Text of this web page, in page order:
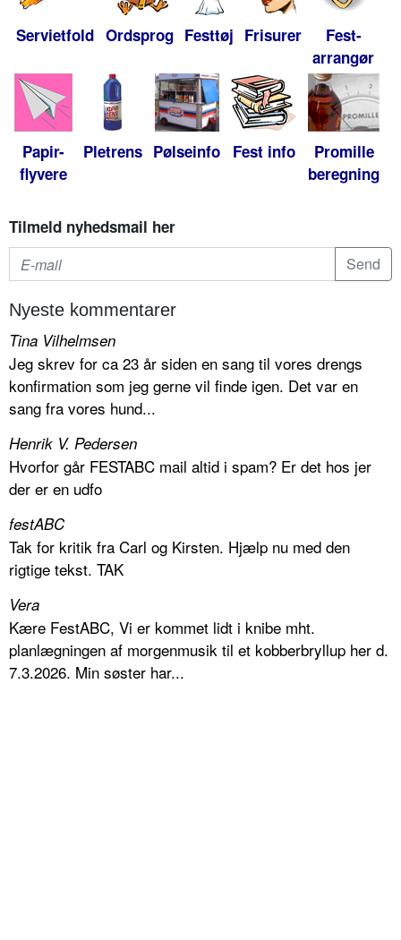
Servietfold Ordsprog Festtøj Frisurer
Fest-
arrangør
Papir-
flyvere
Pletrens Pølseinfo Fest info
Promille
beregning
Tilmeld nyhedsmail her
Nyeste kommentarer
Tina Vilhelmsen
Jeg skrev for ca 23 år siden en sang til vores drengs
konfirmation som jeg gerne vil finde igen. Det var en
sang fra vores hund...
Henrik V. Pedersen
Hvorfor går FESTABC mail altid i spam? Er det hos jer
der er en udfo
festABC
Tak for kritik fra Carl og Kirsten. Hjælp nu med den
rigtige tekst. TAK
Vera
Kære FestABC, Vi er kommet lidt i knibe mht.
planlægningen af morgenmusik til et kobberbryllup her d.
7.3.2026. Min søster har...